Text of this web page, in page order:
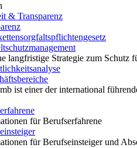
& Transparenz
langfristige Strategie zum Schutz
ist einer der international
für Berufserfahrene
für Berufseinsteiger und